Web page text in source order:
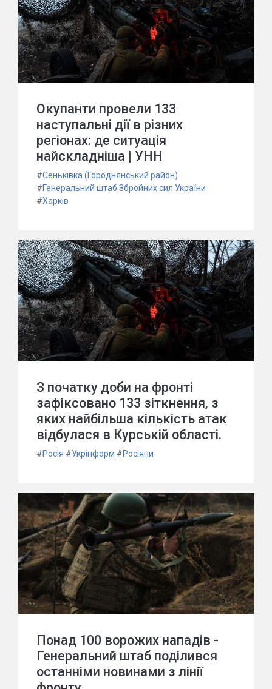
Окупанти провели 133
наступальні дії в різних
регіонах: де ситуація
найскладніша | УНН
#Сеньківка (Городнянський район)
#Генеральний штаб Збройних сил України
#Харків
З початку доби на фронті
зафіксовано 133 зіткнення, з
яких найбільша кількість атак
відбулася в Курській області.
#Росія #Укрінформ #Росіяни
Понад 100 ворожих нападів -
Генеральний штаб поділився
останніми новинами з лінії